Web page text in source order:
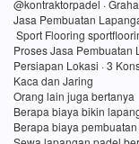
@kontraktorpadel ·
Jasa Pembuatan
Sport Flooring
Proses Jasa Pembuatan
Persiapan Lokasi · 3
Kaca dan Jaring
Orang lain juga bertanya
Berapa biaya bikin
Berapa biaya